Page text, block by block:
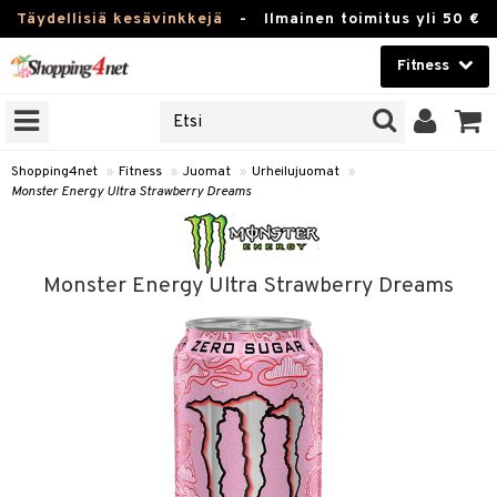
Täydellisiä kesävinkkejä - Ilmainen toimitus yli 50 €
Fitness
Kauneudenhoito
Piilolinssit
Fitness
Lelut, Lapsi & Vauva
Shopping4net » Fitness » Juomat » Urheilujuomat »
Monster Energy Ultra Strawberry Dreams
Monster Energy Ultra Strawberry Dreams
Tabletit